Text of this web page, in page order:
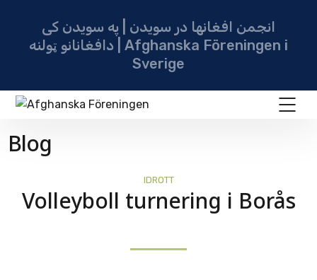
انجمن افغانها در سویدن | په سویدن کی
دافغانانو ټولنه | Afghanska Föreningen i
Sverige
Blog
IDROTT
Volleyboll turnering i Borås